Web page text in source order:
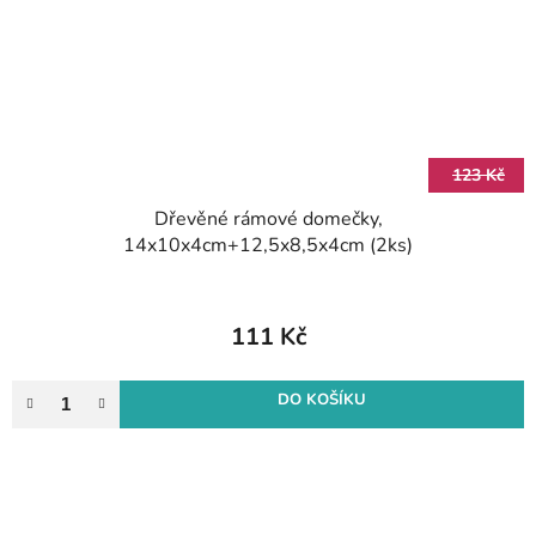
123 Kč
Dřevěné rámové domečky,
14x10x4cm+12,5x8,5x4cm (2ks)
111 Kč
DO KOŠÍKU